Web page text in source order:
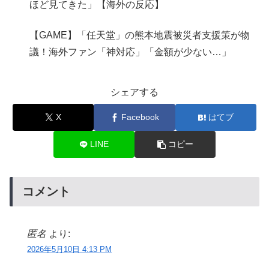
ほど見てきた」【海外の反応】
【GAME】「任天堂」の熊本地震被災者支援策が物
議！海外ファン「神対応」「金額が少ない…」
シェアする
X Facebook はてブ
LINE コピー
コメント
匿名 より:
2026年5月10日 4:13 PM